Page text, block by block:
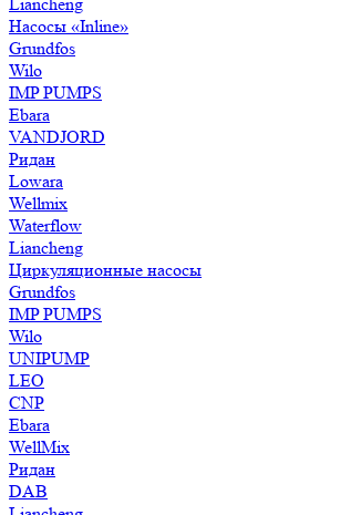
Насосы «Inline»
Grundfos
Wilo
IMP PUMPS
Ebara
VANDJORD
Ридан
Lowara
Wellmix
Waterflow
Liancheng
Циркуляционные насосы
Grundfos
IMP PUMPS
Wilo
UNIPUMP
LEO
CNP
Ebara
WellMix
Ридан
DAB